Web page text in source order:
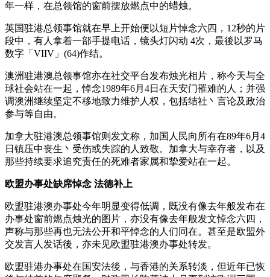
年一样，在总领馆的窗前摆放燃点中的蜡烛。
英国驻港总领事馆就在早上开始便以短片悼念六四，12秒的片
段中，有人拿着一部手提电话，镜头灯闪动 4次，最後以罗马
数字「VIIV」(64)作结。
澳洲驻港澳总领事馆亦在社交平台发布烛光相片，称今天与全
球社会站在一起，悼念1989年6月4日在天安门罹难的人；并强
调澳洲继续坚定不移地致力维护人权，包括结社丶言论及政治
参与等自由。
加拿大驻港澳总领事馆则发文称，加国人民向所有在89年6月4
日镇压中丧生丶受伤或失踪的人致敬。加拿大与幸存者，以及
那些持续要求追究责任的死难者家属和挚爱站在一起。
欧盟办事处缺席悼念 法德补上
欧盟驻港澳办事处今年明显变得低调，既没有像去年般发布在
办事处窗前燃点烛光的图片，亦没有像去年般发文悼念六四，
声称与那些再也无法公开和平悼念的人们同在。甚至是欧盟外
交发言人发话後，亦未见欧盟驻港澳办事处转发。
欧盟驻港办事处在国安法後，与香港的关系转淡，但近年已恢